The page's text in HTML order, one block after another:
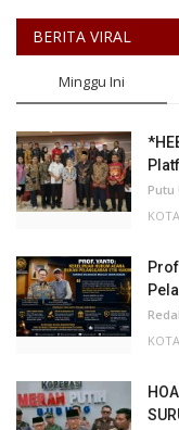
BERITA VIRAL
Minggu Ini
Putu